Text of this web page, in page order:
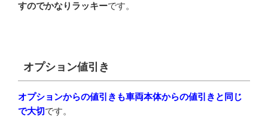
すのでかなりラッキーです。
オプション値引き
オプションからの値引きも車両本体からの値引きと同じ
で大切です。